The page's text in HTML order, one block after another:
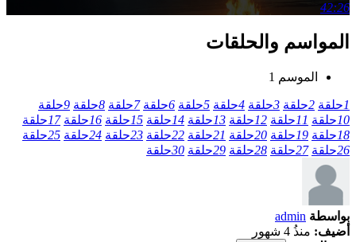
42:26
المواسم والحلقات
الموسم 1
1حلقة 2حلقة 3حلقة 4حلقة 5حلقة 6حلقة 7حلقة 8حلقة 9حلقة
10حلقة 11حلقة 12حلقة 13حلقة 14حلقة 15حلقة 16حلقة 17حلقة
18حلقة 19حلقة 20حلقة 21حلقة 22حلقة 23حلقة 24حلقة 25حلقة
26حلقة 27حلقة 28حلقة 29حلقة 30حلقة
بواسطة admin
أضيف: منذُ 4 شهور